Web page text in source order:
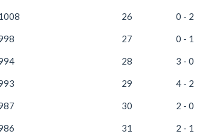
26 0 - 2
27 0 - 1
28 3 - 0
29 4 - 2
30 2 - 0
31 2 - 1